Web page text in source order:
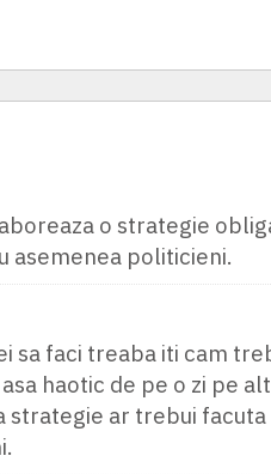
o strategie
asemenea politicieni.
sa faci treaba iti cam
haotic de pe o zi pe
strategie ar trebui